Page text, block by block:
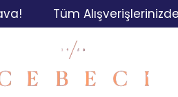
Tüm Alışverişlerinizde